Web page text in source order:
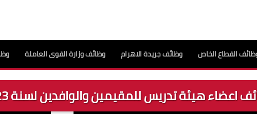
القطاع الخاص وظائف جريدة الاهرام وظائف وزارة القوى العاملة
اعضاء هيئة تدريس للمقيمين والوافدين لسنة 2023